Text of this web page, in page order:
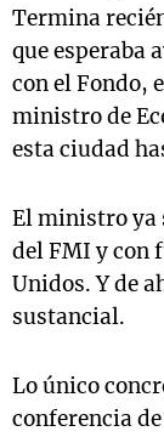
Termina
que esperaba
con el Fondo,
ministro de
esta ciudad
El ministro ya
del FMI y con
Unidos. Y de
sustancial.
Lo único
conferencia